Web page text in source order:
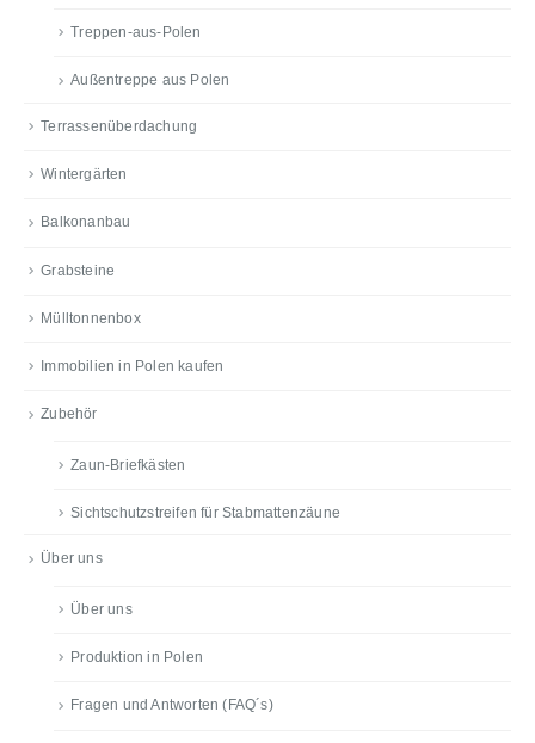
Treppen-aus-Polen
Außentreppe aus Polen
Terrassenüberdachung
Wintergärten
Balkonanbau
Grabsteine
Mülltonnenbox
Immobilien in Polen kaufen
Zubehör
Zaun-Briefkästen
Sichtschutzstreifen für Stabmattenzäune
Über uns
Über uns
Produktion in Polen
Fragen und Antworten (FAQ´s)